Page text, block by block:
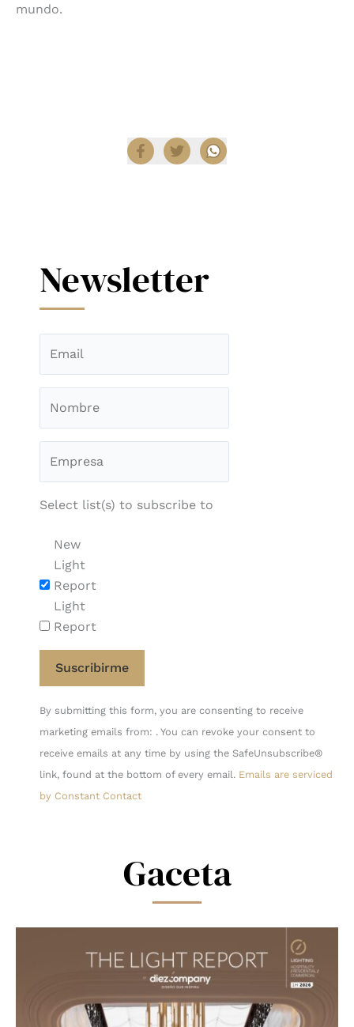
mundo.
Newsletter
Select list(s) to subscribe to
New
Light
Report
Light
Report
Constant
Contact
Use.
Please
leave
By submitting this form, you are consenting to receive
marketing emails from: . You can revoke your consent to
receive emails at any time by using the SafeUnsubscribe®
link, found at the bottom of every email. Emails are serviced
by Constant Contact
Gaceta